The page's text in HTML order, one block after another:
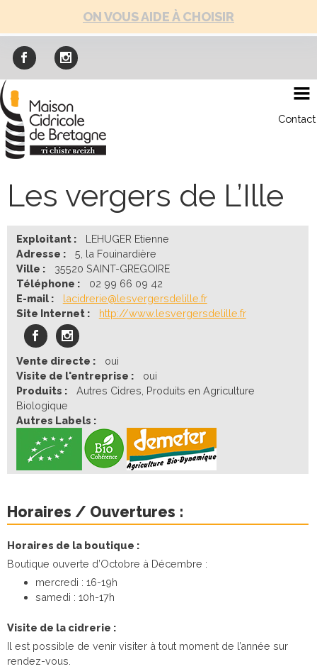
content
ON VOUS AIDE À CHOISIR
Contact
Les vergers de L’Ille
Exploitant :
LEHUGER Etienne
Adresse :
5, la Fouinardière
Ville :
35520 SAINT-GREGOIRE
Téléphone :
02 99 66 09 42
E-mail :
lacidrerie@lesvergersdelille.fr
Site Internet :
http://www.lesvergersdelille.fr
Vente directe :
oui
Visite de l'entreprise :
oui
Produits :
Autres Cidres, Produits en Agriculture
Biologique
Autres Labels :
Horaires / Ouvertures :
Horaires de la boutique :
Boutique ouverte d’Octobre à Décembre :
mercredi : 16-19h
samedi : 10h-17h
Visite de la cidrerie :
Il est possible de venir visiter à tout moment de l’année sur
rendez-vous.